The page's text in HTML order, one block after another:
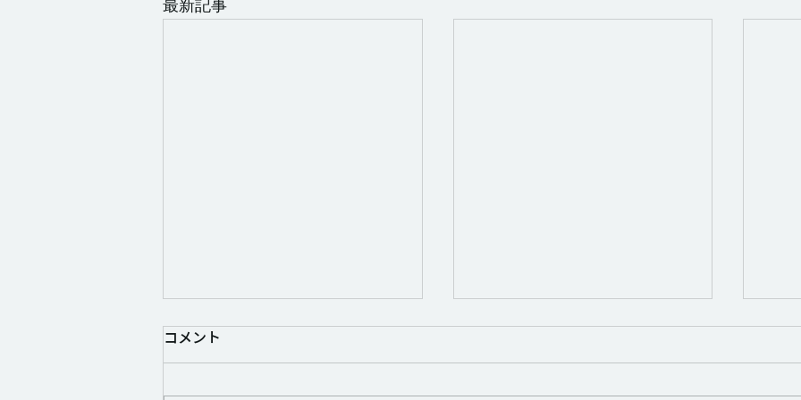
最新記事
コメント